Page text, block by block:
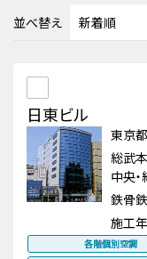
並べ替え
日東ビル
東京
総武
中央
鉄骨
施工
各階個別空調